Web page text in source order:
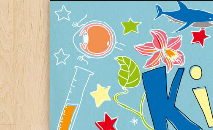
Faire aimer les Sciences aux Enfants !